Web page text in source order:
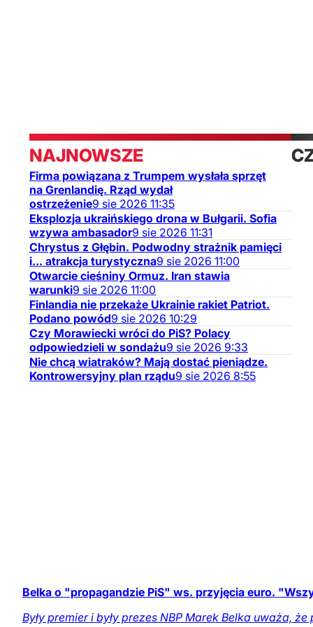
NAJNOWSZE
Firma powiązana z Trumpem wysłała sprzęt
na Grenlandię. Rząd wydał
ostrzeżenie9 sie 2026 11:35
Eksplozja ukraińskiego drona w Bułgarii. Sofia
wzywa ambasador9 sie 2026 11:31
Chrystus z Głębin. Podwodny strażnik pamięci
i... atrakcja turystyczna9 sie 2026 11:00
Otwarcie cieśniny Ormuz. Iran stawia
warunki9 sie 2026 11:00
Finlandia nie przekaże Ukrainie rakiet Patriot.
Podano powód9 sie 2026 10:29
Czy Morawiecki wróci do PiS? Polacy
odpowiedzieli w sondażu9 sie 2026 9:33
Nie chcą wiatraków? Mają dostać pieniądze.
Kontrowersyjny plan rządu9 sie 2026 8:55
Belka o "propagandzie PiS" ws. przyjęcia euro.
Były premier i były prezes NBP Marek Belka uważa,